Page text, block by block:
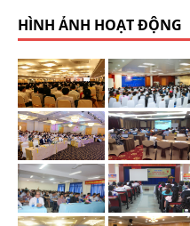
HÌNH ẢNH HOẠT ĐỘNG